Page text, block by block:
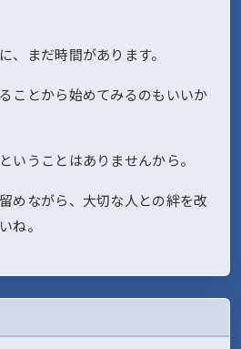
、まだ時間があります。
ことから始めてみるのもいいか
いうことはありませんから。
めながら、大切な人との絆を改
ね。